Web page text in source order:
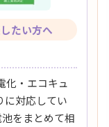
たい方へ
化・エコキュ
に対応してい
をまとめて相